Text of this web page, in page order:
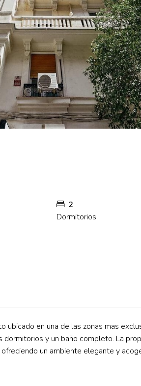
2
Dormitorios
ubicado en una de las zonas mas
dormitorios y un baño completo. La
un ambiente elegante y